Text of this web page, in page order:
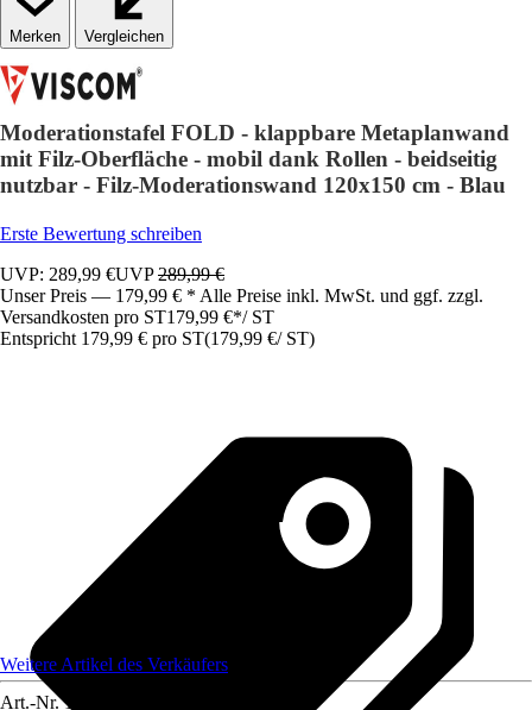
Vergleichen
Moderationstafel FOLD - klappbare Metaplanwand
mit Filz-Oberfläche - mobil dank Rollen - beidseitig
nutzbar - Filz-Moderationswand 120x150 cm - Blau
Erste Bewertung schreiben
UVP: 289,99 €UVP289,99 €
Unser Preis — 179,99 € * Alle Preise inkl. MwSt. und ggf. zzgl.
Versandkosten pro ST179,99 €*/ ST
Entspricht 179,99 € pro ST(179,99 €/ ST)
Weitere Artikel des Verkäufers
Art.-Nr. 12115727